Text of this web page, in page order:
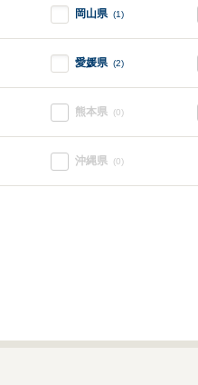
岡山県 (1)
愛媛県 (2)
熊本県 (0)
沖縄県 (0)